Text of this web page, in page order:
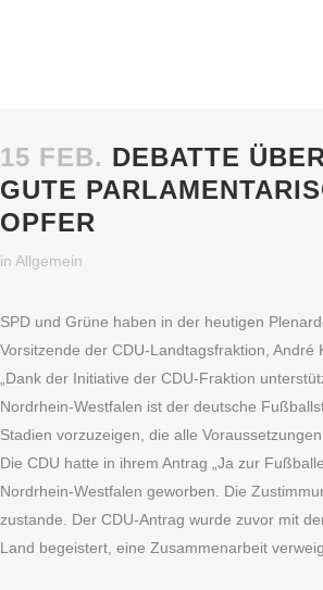
15 FEB. DEBATTE
UTE
PFER
in Allgemein
SPD und Grüne haben in der heutigen
Vorsitzende der CDU-Landtagsfraktion,
„Dank der Initiative der CDU-Fraktion
Nordrhein-Westfalen ist der deutsche
Stadien vorzuzeigen, die alle
Die CDU hatte in ihrem Antrag „Ja zur
Nordrhein-Westfalen geworben. Die
zustande. Der CDU-Antrag wurde zuvor mit
Land begeistert, eine Zusammenarbeit